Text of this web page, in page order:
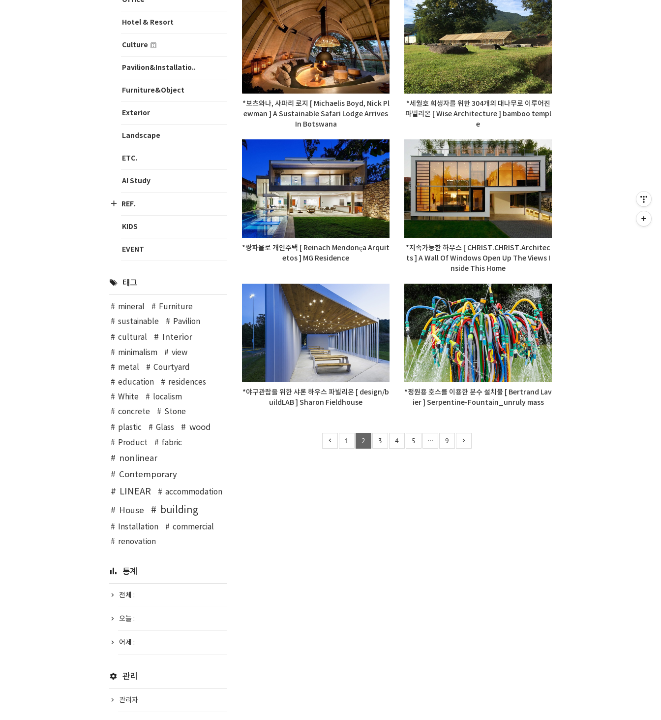
*보츠와나, 사파리 로지 [ Michaelis Boyd, Nick Pl
ewman ] A Sustainable Safari Lodge Arrives
In Botswana
*세월호 희생자를 위한 304개의 대나무로 이루어진
파빌리온 [ Wise Architecture ] bamboo templ
e
*쌍파울로 개인주택 [ Reinach Mendonça Arquit
etos ] MG Residence
*지속가능한 하우스 [ CHRIST.CHRIST.Architec
ts ] A Wall Of Windows Open Up The Views I
nside This Home
*야구관람을 위한 샤론 하우스 파빌리온 [ design/b
uildLAB ] Sharon Fieldhouse
*정원용 호스를 이용한 분수 설치물 [ Bertrand Lav
ier ] Serpentine-Fountain_unruly mass
1 2 3 4 5 ··· 9
Hotel & Resort
Culture
Pavilion&Installatio..
Furniture&Object
Exterior
Landscape
ETC.
AI Study
REF.
KIDS
EVENT
태그
mineral
Furniture
sustainable
Pavilion
cultural
Interior
minimalism
view
metal
Courtyard
education
residences
White
localism
concrete
Stone
plastic
Glass wood
Product fabric
nonlinear
Contemporary
LINEAR accommodation
House building
Installation
commercial
renovation
통계
전체 :
오늘 :
어제 :
관리
관리자